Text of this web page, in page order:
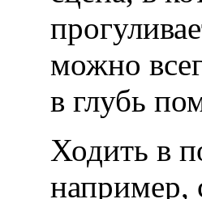
можно
в глубь
Ходить в
например,